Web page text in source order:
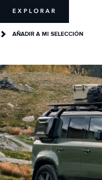
EXPLORAR
AÑADIR A MI SELECCIÓN